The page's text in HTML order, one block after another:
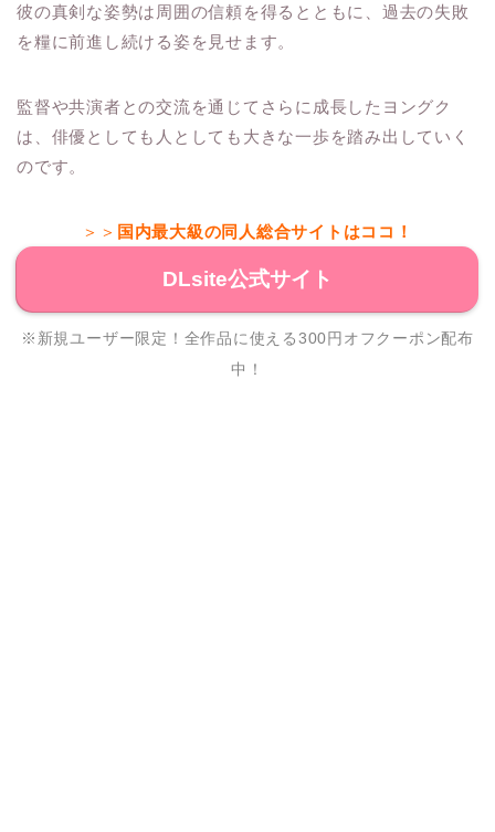
彼の真剣な姿勢は周囲の信頼を得るとともに、過去の失敗
を糧に前進し続ける姿を見せます。
監督や共演者との交流を通じてさらに成長したヨングク
は、俳優としても人としても大きな一歩を踏み出していく
のです。
＞＞ 国内最大級の同人総合サイトはココ！
DLsite公式サイト
※新規ユーザー限定！全作品に使える300円オフクーポン配布
中！